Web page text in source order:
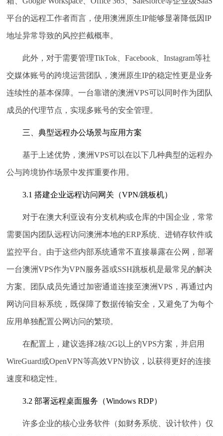
平台的远程工作者而言，使用澳洲原生IP能够显著降低因IP
地址异常导致的风控拦截概率。
此外，对于需要管理TikTok、Facebook、Instagram等社
交媒体账号的跨境运营团队，澳洲原生IP的稳定性更是业务
连续性的基本保障。一台靠谱的澳洲VPS可以同时作为团队
成员的代理节点，实现多账号的安全管理。
三、典型远程办公场景与应用方案
基于上述优势，澳洲VPS可以在以下几种典型的远程办
公与跨境协作场景中发挥重要作用。
3.1 搭建企业远程访问网关（VPN/跳板机）
对于在澳大利亚设有分支机构或仓库的中国企业，常常
需要国内团队远程访问澳洲本地的ERP系统、进销存软件或
监控平台。由于这些内部系统通常不直接暴露在公网，部署
一台澳洲VPS作为VPN服务器或SSH跳板机是最常见的解决
方案。团队成员先通过加密通道连接至澳洲VPS，再通过内
网访问目标系统，既保障了数据传输安全，又避免了为每个
应用单独配置公网访问的繁琐。
在配置上，建议选择2核/2G以上的VPS方案，并启用
WireGuard或OpenVPN等高效VPN协议，以获得更好的连接
速度和稳定性。
3.2 部署远程桌面服务（Windows RDP）
许多企业的核心业务软件（如财务系统、设计软件）仅